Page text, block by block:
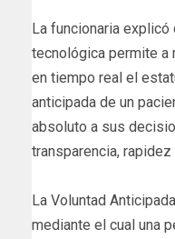
La funcionaria
tecnológica permite
en tiempo real el
anticipada de un
absoluto a sus
transparencia,
La Voluntad
mediante el cual una